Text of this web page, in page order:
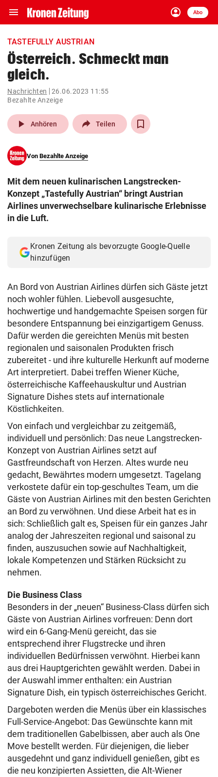
menu Navigation
ein-/ausklappen
account_circle
Anmelden
Abo
close Schließen
account_circle Anmelden
pin_drop
Wien
bookmark Merkliste
Suchbegriff
eingeben
TASTEFULLY AUSTRIAN
Österreich. Schmeckt man
gleich.
Nachrichten
26.06.2023 11:55
Bezahlte Anzeige
play_arrow Anhören Teilen
Von Bezahlte Anzeige
Mit dem neuen kulinarischen Langstrecken-
Konzept „Tastefully Austrian“ bringt Austrian
Airlines unverwechselbare kulinarische Erlebnisse
in die Luft.
Kronen Zeitung als bevorzugte Google-Quelle
hinzufügen
An Bord von Austrian Airlines dürfen sich Gäste jetzt
noch wohler fühlen. Liebevoll ausgesuchte,
hochwertige und handgemachte Speisen sorgen für
besondere Entspannung bei einzigartigem Genuss.
Dafür werden die gereichten Menüs mit besten
regionalen und saisonalen Produkten frisch
zubereitet - und ihre kulturelle Herkunft auf moderne
Art interpretiert. Dabei treffen Wiener Küche,
österreichische Kaffeehauskultur und Austrian
Signature Dishes stets auf internationale
Köstlichkeiten.
Von einfach und vergleichbar zu zeitgemäß,
individuell und persönlich: Das neue Langstrecken-
Konzept von Austrian Airlines setzt auf
Gastfreundschaft von Herzen. Altes wurde neu
gedacht, Bewährtes modern umgesetzt. Tagelang
verkostete dafür ein top-geschultes Team, um die
Gäste von Austrian Airlines mit den besten Gerichten
an Bord zu verwöhnen. Und diese Arbeit hat es in
sich: Schließlich galt es, Speisen für ein ganzes Jahr
analog der Jahreszeiten regional und saisonal zu
finden, auszusuchen sowie auf Nachhaltigkeit,
lokale Kompetenzen und Stärken Rücksicht zu
nehmen.
Die Business Class
Besonders in der „neuen“ Business-Class dürfen sich
Gäste von Austrian Airlines vorfreuen: Denn dort
wird ein 6-Gang-Menü gereicht, das sie
entsprechend ihrer Flugstrecke und ihren
individuellen Bedürfnissen verwöhnt. Hierbei kann
aus drei Hauptgerichten gewählt werden. Dabei in
der Auswahl immer enthalten: ein Austrian
Signature Dish, ein typisch österreichisches Gericht.
Dargeboten werden die Menüs über ein klassisches
Full-Service-Angebot: Das Gewünschte kann mit
dem traditionellen Gabelbissen, aber auch als One
Move bestellt werden. Für diejenigen, die lieber
ausgedehnt und ganz individuell genießen, gibt es
die neu konzipierten Assietten, die Alt-Wiener